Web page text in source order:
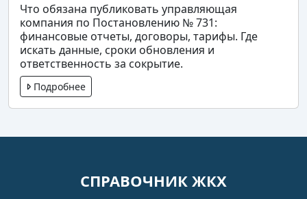
Что обязана публиковать управляющая
компания по Постановлению № 731:
финансовые отчеты, договоры, тарифы. Где
искать данные, сроки обновления и
ответственность за сокрытие.
Подробнее
СПРАВОЧНИК ЖКХ